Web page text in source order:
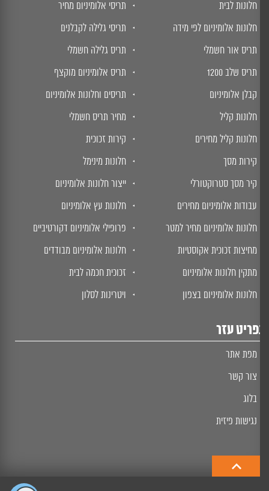
חלונות לבית
חלונות אלומיניום לפי מידה
תריס אור חשמלי
תריס שלב 1200
קבלן אלומיניום
חלונות קליל
חלונות קליל מחירים
קירות מסך
קיר מסך סטרוקטורלי
עבודות אלומיניום מחירים
חלונות אלומיניום מחיר למטר
מחיצות זכוכית אקוסטיות
מתקין חלונות אלומיניום
חלונות אלומיניום בצפון
תריסי אלומיניום מחיר
תריסי גלילה לקבלנים
תריס גלילה חשמלי
תריס אלומיניום מוקצף
תריסים וחלונות אלומיניום
מחיר תריס חשמלי
קירות זכוכית
חלונות מינימל
ייצור חלונות אלומיניום
חלונות עץ אלומיניום
פרופילי אלומיניום דקורטיביים
חלונות אלומיניום מבודדים
זכוכית חכמה לבית
ויטרינות לסלון
עזר
מפת אתר
צור קשר
בלוג
נגישות פיזית